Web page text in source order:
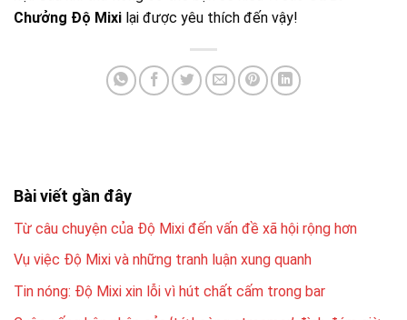
Chưởng Độ Mixi lại được yêu thích đến vậy!
Bài viết gần đây
Từ câu chuyện của Độ Mixi đến vấn đề xã hội rộng hơn
Vụ việc Độ Mixi và những tranh luận xung quanh
Tin nóng: Độ Mixi xin lỗi vì hút chất cấm trong bar